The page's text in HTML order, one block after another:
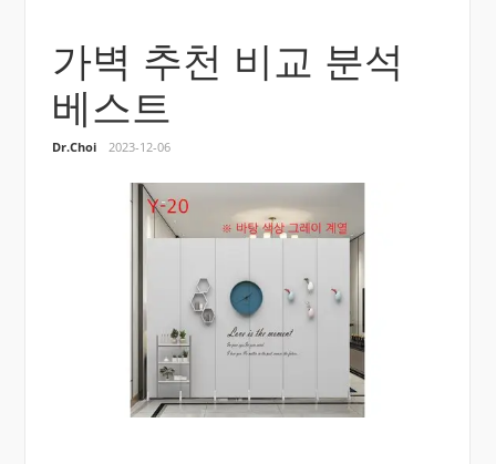
가벽 추천 비교 분석
베스트
Dr.Choi 2023-12-06